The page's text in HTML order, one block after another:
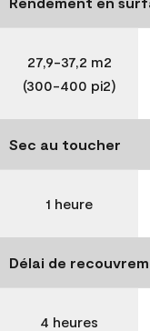
27,9-37,2 m2
(300-400 pi2)
Sec au toucher
1 heure
Délai de
4 heures